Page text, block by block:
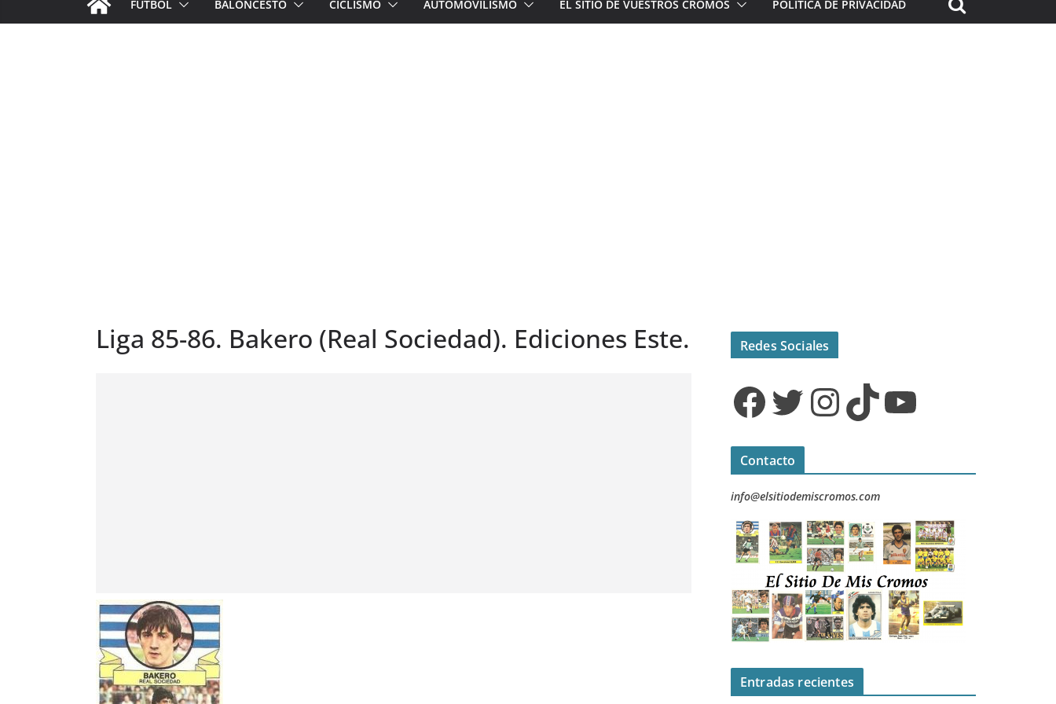
FÚTBOL BALONCESTO CICLISMO AUTOMOVILISMO EL SITIO DE VUESTROS CROMOS POLÍTICA DE PRIVACIDAD
Liga 85-86. Bakero (Real Sociedad). Ediciones Este. Redes Sociales
Facebook Twitter InstagramTikTok YouTube
Contacto
info@elsitiodemiscromos.com
Entradas recientes